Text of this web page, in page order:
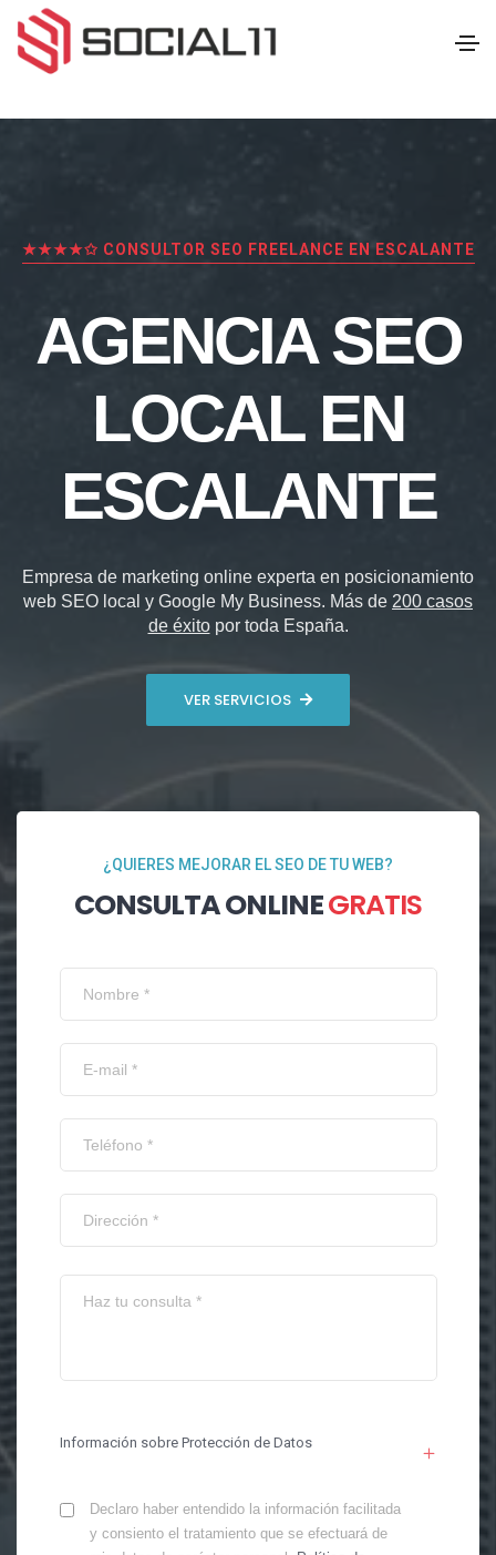
★★★★✩ CONSULTOR SEO FREELANCE EN ESCALANTE
AGENCIA SEO
LOCAL EN
ESCALANTE
Empresa de marketing online experta en posicionamiento
web SEO local y Google My Business. Más de 200 casos
de éxitopor toda España.
VER SERVICIOS
¿QUIERES MEJORAR EL SEO DE TU WEB?
CONSULTA ONLINEGRATIS
Información sobre Protección de Datos
Declaro haber entendido la información facilitada
y consiento el tratamiento que se efectuará de